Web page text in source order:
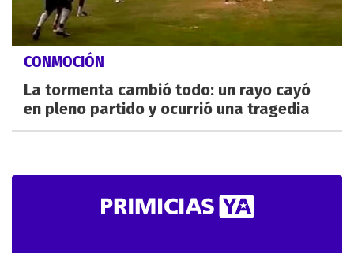
CONMOCIÓN
La tormenta cambió todo: un rayo cayó
en pleno partido y ocurrió una tragedia